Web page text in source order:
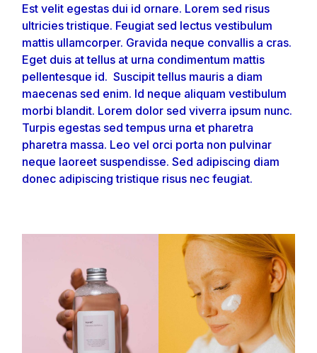
Est velit egestas dui id ornare. Lorem sed risus
ultricies tristique. Feugiat sed lectus vestibulum
mattis ullamcorper. Gravida neque convallis a cras.
Eget duis at tellus at urna condimentum mattis
pellentesque id. Suscipit tellus mauris a diam
maecenas sed enim. Id neque aliquam vestibulum
morbi blandit. Lorem dolor sed viverra ipsum nunc.
Turpis egestas sed tempus urna et pharetra
pharetra massa. Leo vel orci porta non pulvinar
neque laoreet suspendisse. Sed adipiscing diam
donec adipiscing tristique risus nec feugiat.